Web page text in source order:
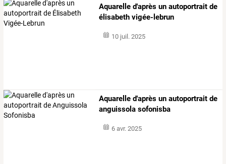
Aquarelle d'après un autoportrait de
élisabeth vigée-lebrun
10 juil. 2025
Aquarelle d'après un autoportrait de
anguissola sofonisba
6 avr. 2025